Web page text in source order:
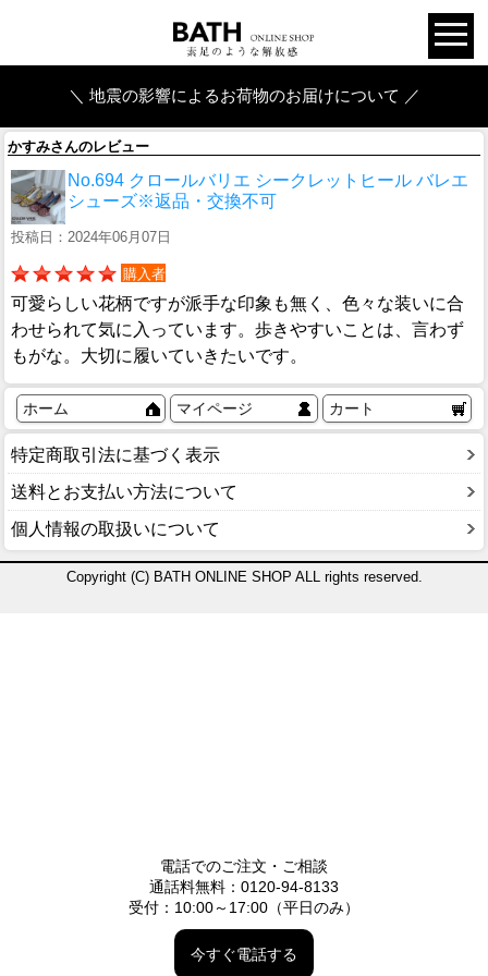
＼ 地震の影響によるお荷物のお届けについて ／
かすみさんのレビュー
No.694 クロールバリエ シークレットヒール バレエ
シューズ※返品・交換不可
投稿日：2024年06月07日
購入者
可愛らしい花柄ですが派手な印象も無く、色々な装いに合
わせられて気に入っています。歩きやすいことは、言わず
もがな。大切に履いていきたいです。
ホーム マイページ カート
特定商取引法に基づく表示
送料とお支払い方法について
個人情報の取扱いについて
Copyright (C) BATH ONLINE SHOP ALL rights reserved.
電話でのご注文・ご相談
通話料無料：0120-94-8133
受付：10:00～17:00（平日のみ）
今すぐ電話する